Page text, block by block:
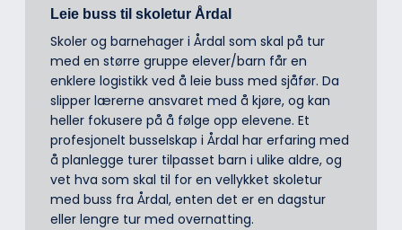
Leie buss til skoletur Årdal
Skoler og barnehager i Årdal som skal på tur
med en større gruppe elever/barn får en
enklere logistikk ved å leie buss med sjåfør. Da
slipper lærerne ansvaret med å kjøre, og kan
heller fokusere på å følge opp elevene. Et
profesjonelt busselskap i Årdal har erfaring med
å planlegge turer tilpasset barn i ulike aldre, og
vet hva som skal til for en vellykket skoletur
med buss fra Årdal, enten det er en dagstur
eller lengre tur med overnatting.